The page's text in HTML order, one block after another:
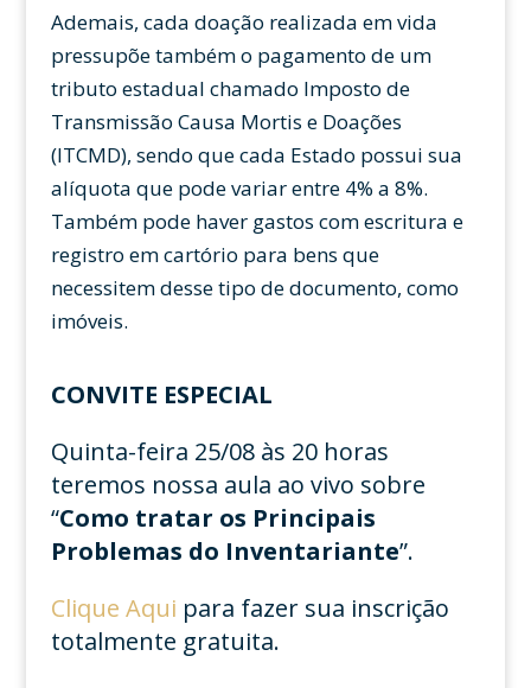
Ademais, cada doação realizada em vida
pressupõe também o pagamento de um
tributo estadual chamado Imposto de
Transmissão Causa Mortis e Doações
(ITCMD), sendo que cada Estado possui sua
alíquota que pode variar entre 4% a 8%.
Também pode haver gastos com escritura e
registro em cartório para bens que
necessitem desse tipo de documento, como
imóveis.
CONVITE ESPECIAL
Quinta-feira 25/08 às 20 horas
teremos nossa aula ao vivo sobre
“Como tratar os Principais
Problemas do Inventariante”.
Clique Aqui para fazer sua inscrição
totalmente gratuita.